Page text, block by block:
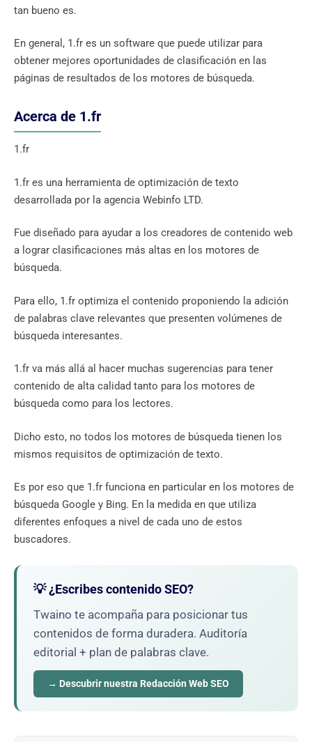
tan bueno es.
En general, 1.fr es un software que puede utilizar para
obtener mejores oportunidades de clasificación en las
páginas de resultados de los motores de búsqueda.
Acerca de 1.fr
1.fr
1.fr es una herramienta de optimización de texto
desarrollada por la agencia Webinfo LTD.
Fue diseñado para ayudar a los creadores de contenido web
a lograr clasificaciones más altas en los motores de
búsqueda.
Para ello, 1.fr optimiza el contenido proponiendo la adición
de palabras clave relevantes que presenten volúmenes de
búsqueda interesantes.
1.fr va más allá al hacer muchas sugerencias para tener
contenido de alta calidad tanto para los motores de
búsqueda como para los lectores.
Dicho esto, no todos los motores de búsqueda tienen los
mismos requisitos de optimización de texto.
Es por eso que 1.fr funciona en particular en los motores de
búsqueda Google y Bing. En la medida en que utiliza
diferentes enfoques a nivel de cada uno de estos
buscadores.
💡 ¿Escribes contenido SEO?
Twaino te acompaña para posicionar tus
contenidos de forma duradera. Auditoría
editorial + plan de palabras clave.
→ Descubrir nuestra Redacción Web SEO